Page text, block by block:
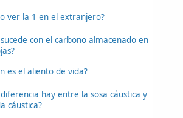
ver la 1 en el extranjero?
con el carbono almacenado en
es el aliento de vida?
hay entre la sosa cáustica y
cáustica?